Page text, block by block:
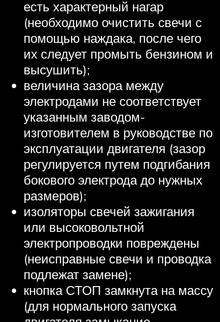
есть характерный нагар
(необходимо очистить свечи с
помощью наждака, после чего
их следует промыть бензином и
высушить);
величина зазора между
электродами не соответствует
указанным заводом-
изготовителем в руководстве по
эксплуатации двигателя (зазор
регулируется путем подгибания
бокового электрода до нужных
размеров);
изоляторы свечей зажигания
или высоковольтной
электропроводки повреждены
(неисправные свечи и проводка
подлежат замене);
кнопка СТОП замкнута на массу
(для нормального запуска